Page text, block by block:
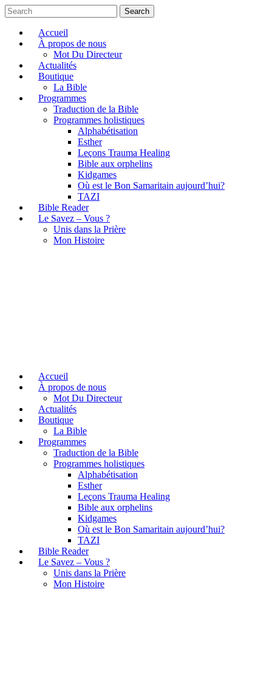
Search
Accueil
À propos de nous
Mot Du Directeur
Actualités
Boutique
La Bible
Programmes
Traduction de la Bible
Programmes holistiques
Alphabétisation
Esther
Leçons Trauma Healing
Bible aux orphelins
Kidgames
Où est le Bon Samaritain aujourd’hui?
TAZI
Bible Reader
Le Savez – Vous ?
Unis dans la Prière
Mon Histoire
Accueil
À propos de nous
Mot Du Directeur
Actualités
Boutique
La Bible
Programmes
Traduction de la Bible
Programmes holistiques
Alphabétisation
Esther
Leçons Trauma Healing
Bible aux orphelins
Kidgames
Où est le Bon Samaritain aujourd’hui?
TAZI
Bible Reader
Le Savez – Vous ?
Unis dans la Prière
Mon Histoire